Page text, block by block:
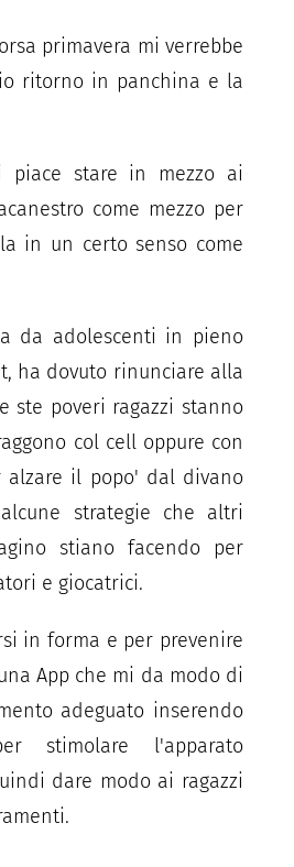
primavera mi verrebbe
ritorno in panchina e la
piace stare in mezzo ai
come mezzo per
in un certo senso come
da adolescenti in pieno
ha dovuto rinunciare alla
ste poveri ragazzi stanno
col cell oppure con
alzare il popo' dal divano
strategie che altri
stiano facendo per
e giocatrici.
in forma e per prevenire
App che mi da modo di
adeguato inserendo
stimolare l'apparato
dare modo ai ragazzi